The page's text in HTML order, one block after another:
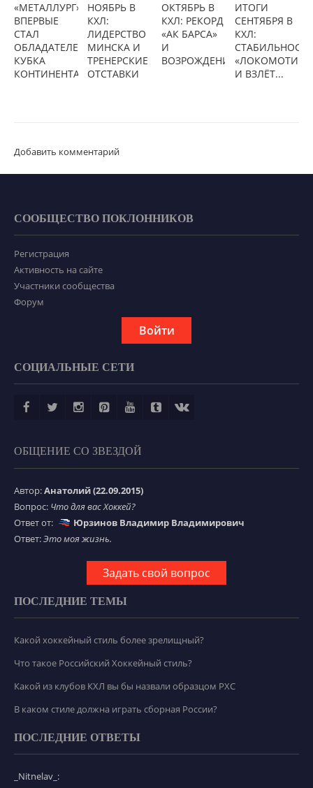
«МЕТАЛЛУРГ»
ВПЕРВЫЕ
СТАЛ
ОБЛАДАТЕЛЕМ
КУБКА
КОНТИНЕНТА
НОЯБРЬ В
КХЛ:
ЛИДЕРСТВО
МИНСКА И
ТРЕНЕРСКИЕ
ОТСТАВКИ
ОКТЯБРЬ В
КХЛ: РЕКОРД
«АК БАРСА»
И
ВОЗРОЖДЕНИЕ...
ИТОГИ
СЕНТЯБРЯ В
КХЛ:
СТАБИЛЬНОСТЬ
И ВЗЛЁТ...
Добавить комментарий
СООБЩЕСТВО ПОКЛОННИКОВ
Регистрация
Активность на сайте
Участники сообщества
Форум
Войти
СОЦИАЛЬНЫЕ СЕТИ
ОБЩЕНИЕ СО ЗВЕЗДОЙ
Автор:Анатолий (22.09.2015)
Вопрос: Что для вас Хоккей?
Ответ от:
Юрзинов Владимир Владимирович
Ответ:Это моя жизнь.
Задать свой вопрос
ПОСЛЕДНИЕ ТЕМЫ
Какой хоккейный стиль более зрелищный?
Что такое Российский Хоккейный стиль?
Какой из клубов КХЛ вы бы назвали образцом РХС
В каком стиле должна играть сборная России?
ПОСЛЕДНИЕ ОТВЕТЫ
_Nitnelav_: